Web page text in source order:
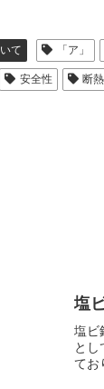
て 「ア」
安全性 断熱
塩
塩ビ
とし
てお